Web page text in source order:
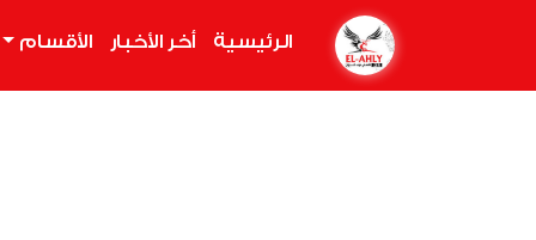
الرئيسية أخر الأخبار الأقسام